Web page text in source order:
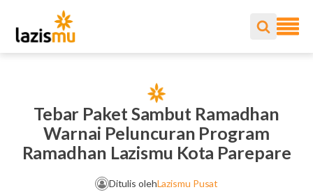
Tebar Paket Sambut Ramadhan
Warnai Peluncuran Program
Ramadhan Lazismu Kota Parepare
Ditulis olehLazismu Pusat